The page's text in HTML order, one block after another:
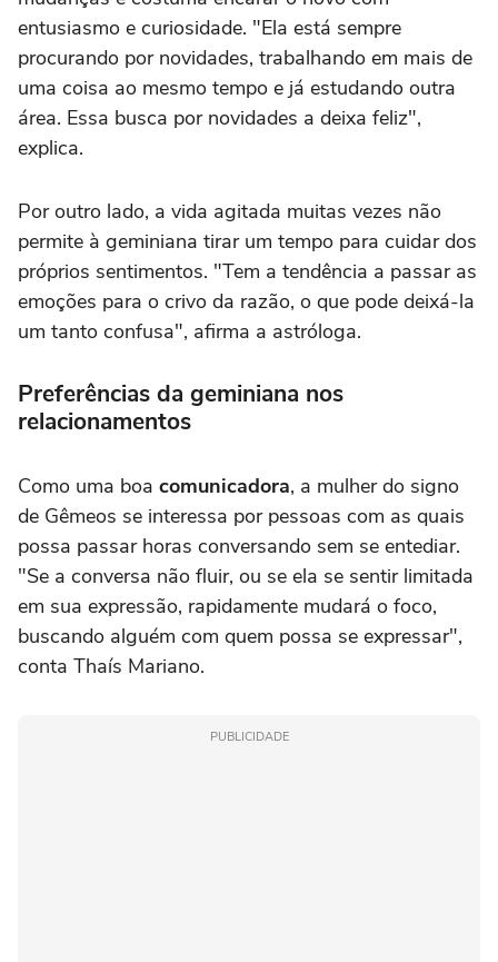
entusiasmo e curiosidade. "Ela está sempre
procurando por novidades, trabalhando em mais de
uma coisa ao mesmo tempo e já estudando outra
área. Essa busca por novidades a deixa feliz",
explica.
Por outro lado, a vida agitada muitas vezes não
permite à geminiana tirar um tempo para cuidar dos
próprios sentimentos. "Tem a tendência a passar as
emoções para o crivo da razão, o que pode deixá-la
um tanto confusa", afirma a astróloga.
Preferências da geminiana nos
relacionamentos
Como uma boa comunicadora, a mulher do signo
de Gêmeos se interessa por pessoas com as quais
possa passar horas conversando sem se entediar.
"Se a conversa não fluir, ou se ela se sentir limitada
em sua expressão, rapidamente mudará o foco,
buscando alguém com quem possa se expressar",
conta Thaís Mariano.
PUBLICIDADE